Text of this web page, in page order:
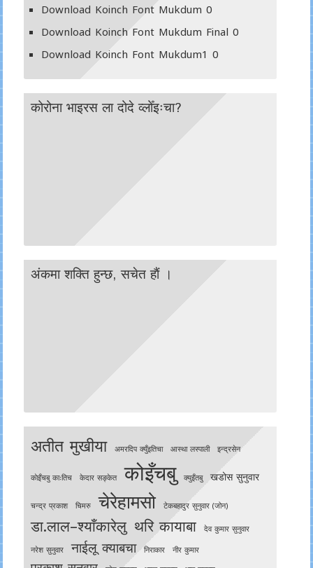
Download Koinch Font Mukdum 0
Download Koinch Font Mukdum Final 0
Download Koinch Font Mukdum1 0
कोरोना भाइरस ला दोदे व्लोँइःचा?
अंकमा शक्ति हुन्छ, सचेत हाैं ।
अतीत मुखीया अमरदिप क्युँइतिचा आस्था लस्पाली इन्द्रसेन
काेइँचबु काःतिच केदार सङ्केत कोइँचबु क्युइँतबु खडोस सुनुवार
चन्द्र प्रकाश चिमरु चेरेहामसो टेकबहादुर सुनुवार (जोन)
डा.लाल–श्याँकारेलु थरि कायाबा देव कुमार सुनुवार
नरेश सुनुवार नाईलू क्याबचा निराकार नीर कुमार